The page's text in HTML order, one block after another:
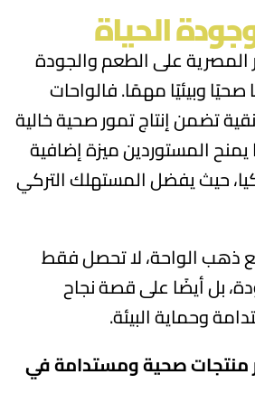
الحياة
المصرية على الطعم والجودة
وبيئيًا مهمًا. فالواحات
نقية تضمن إنتاج تمور صحية خالية
المستوردين ميزة إضافية
حيث يفضل المستهلك التركي
ذهب الواحة، لا تحصل فقط
بل أيضًا على قصة نجاح
وحماية البيئة.
منتجات صحية ومستدامة في